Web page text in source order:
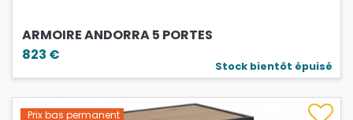
ARMOIRE ANDORRA 5 PORTES
823 €
Stock bientôt épuisé
Prix bas permanent